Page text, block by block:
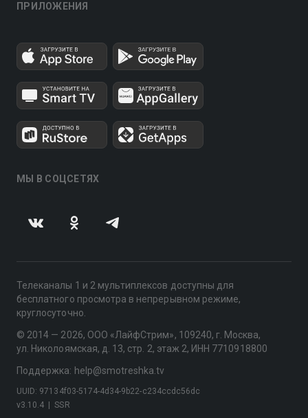
ПРИЛОЖЕНИЯ
МЫ В СОЦСЕТЯХ
Телеканалы 1 и 2 мультиплексов доступны для
бесплатного просмотра в непрерывном режиме,
круглосуточно.
© 2014 — 2026, ООО «ЛайфСтрим», 109240, г. Москва,
ул. Николоямская, д. 13, стр. 2, этаж 2, ИНН 7710918800
Поддержка: help@smotreshka.tv
v3.10.4 SSR
UUID: 97134f03-5174-4d34-9b22-c234ccdc56dc